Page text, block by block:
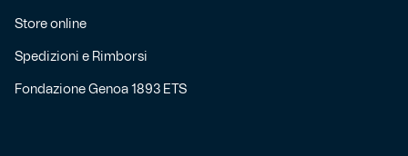
Store online
Spedizioni e Rimborsi
Fondazione Genoa 1893 ETS